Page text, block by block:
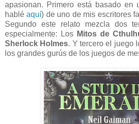
apasionan. Primero está basado en
habléaquí) de uno de mis escritores
Segundo este relato mezcla dos
especialmente: Los Mitos de
Sherlock Holmes. Y tercero el juego
los grandes gurús de los juegos de